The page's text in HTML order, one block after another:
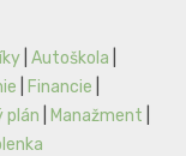
Autoškola
Financie
plán Manažment